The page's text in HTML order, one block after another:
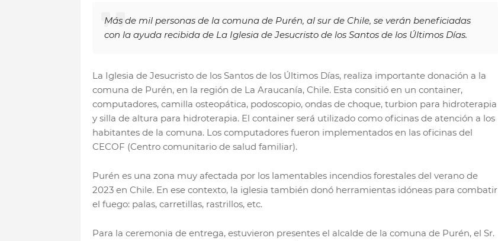
Más de mil personas de la comuna de Purén, al sur de Chile, se verán beneficiadas
con la ayuda recibida de La Iglesia de Jesucristo de los Santos de los Últimos Días.
La Iglesia de Jesucristo de los Santos de los Últimos Días, realiza importante donación a la
comuna de Purén, en la región de La Araucanía, Chile. Esta consitió en un container,
computadores, camilla osteopática, podoscopio, ondas de choque, turbion para hidroterapia
y silla de altura para hidroterapia. El container será utilizado como oficinas de atención a los
habitantes de la comuna. Los computadores fueron implementados en las oficinas del
CECOF (Centro comunitario de salud familiar).
Purén es una zona muy afectada por los lamentables incendios forestales del verano de
2023 en Chile. En ese contexto, la iglesia también donó herramientas idóneas para combatir
el fuego: palas, carretillas, rastrillos, etc.
Para la ceremonia de entrega, estuvieron presentes el alcalde de la comuna de Purén, el Sr.